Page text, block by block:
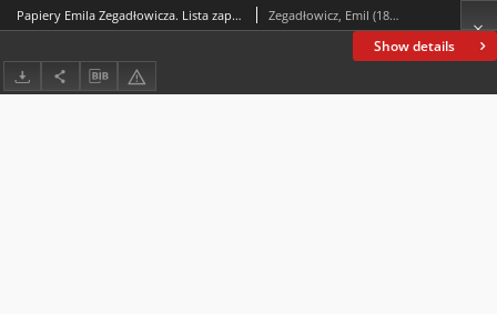
Show details
Papiery Emila Zegadłowicza. Lista zaproszonych na zebranie organizacyjne Wszechpolskiego [Związku (Zjazdu) Literatów] Zegadłowicz, Emil (1888-1941)